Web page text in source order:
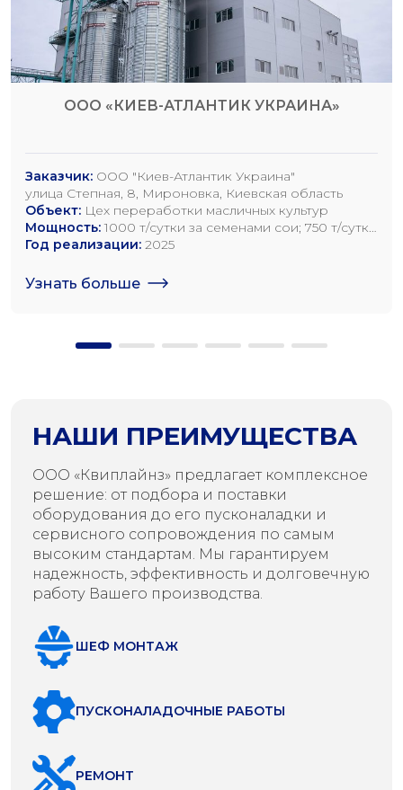
ООО «КИЕВ-АТЛАНТИК УКРАИНА»
Заказчик: ООО "Киев-Атлантик Украина"
улица Степная, 8, Мироновка, Киевская область
Объект: Цех переработки масличных культур
Мощность: 1000 т/сутки за семенами сои; 750 т/сутки
за семенами рапса; 1200 т/сутки по семенам
Год реализации: 2025
Узнать больше
НАШИ ПРЕИМУЩЕСТВА
ООО «Квиплайнз» предлагает комплексное
решение: от подбора и поставки
оборудования до его пусконаладки и
сервисного сопровождения по самым
высоким стандартам. Мы гарантируем
надежность, эффективность и долговечную
работу Вашего производства.
ШЕФ МОНТАЖ
ПУСКОНАЛАДОЧНЫЕ РАБОТЫ
РЕМОНТ